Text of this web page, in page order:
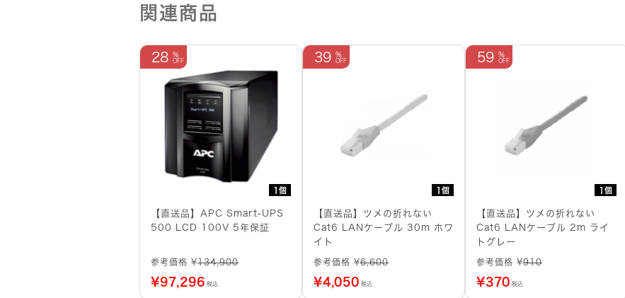
関連商品
1個
28
【直送品】APC Smart-UPS
500 LCD 100V 5年保証
参考価格 ¥134,900
¥97,296 税込
1個
39
【直送品】ツメの折れない
Cat6 LANケーブル 30m ホワ
イト
参考価格 ¥6,600
¥4,050 税込
1個
59
【直送品】ツメの折れない
Cat6 LANケーブル 2m ライ
トグレー
参考価格 ¥910
¥370 税込